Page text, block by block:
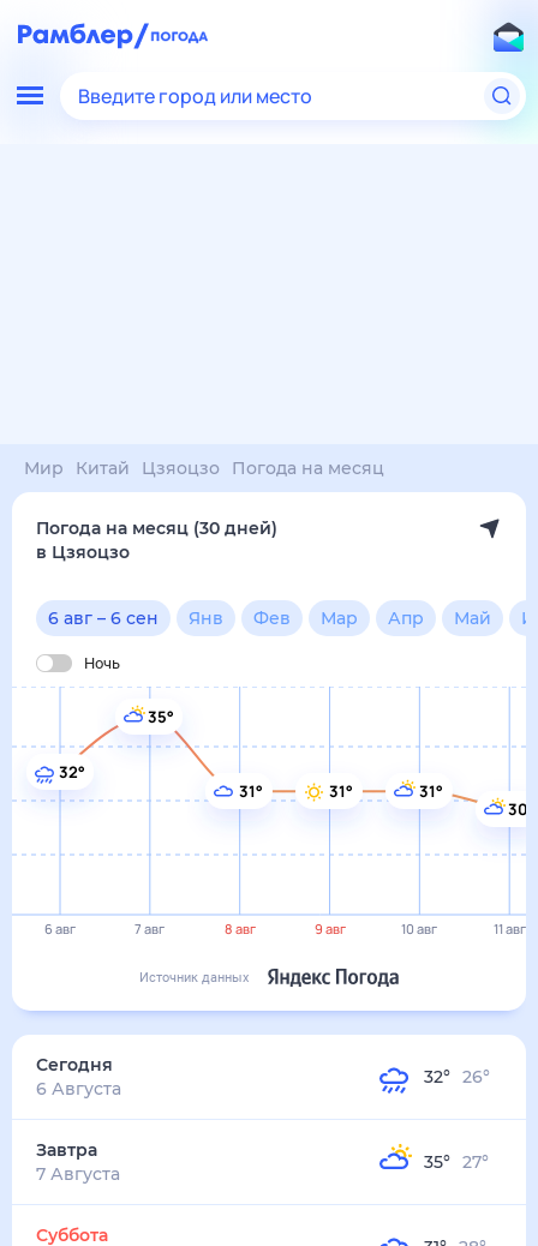
Введите город или место
Мир Китай Цзяоцзо Погода на месяц
Погода на месяц (30 дней)
в Цзяоцзо
6 авг – 6 сен Янв Фев Мар Апр Май
Ночь
6 авг 7 авг 8 авг 9 авг 10 авг 11 авг
32°
35°
31° 31°
31°
30°
Источник данных
Сегодня
6 Августа
32° 26°
Завтра
7 Августа
35° 27°
Суббота